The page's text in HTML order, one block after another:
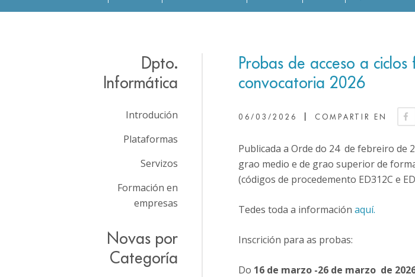
Probas de acceso a
convocatoria 2026
06/03/2026 COMPARTIR EN
Publicada a Orde do 24 de febreiro de
grao medio e de grao superior de
(códigos de procedemento ED312C e
Tedes toda a información aquí.
Inscrición para as probas:
Do 16 de marzo -26 de marzo de
Dpto.
Informática
Introdución
Plataformas
Servizos
Formación en
empresas
Novas por
Categoría